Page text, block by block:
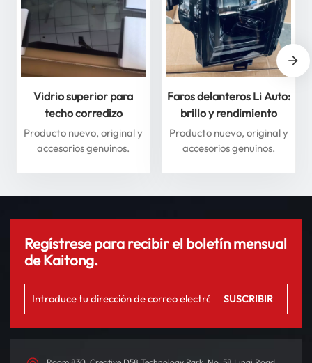
Vidrio superior para
techo corredizo
delantero y trasero para
Li Auto Serie L: mejore
Producto nuevo, original y
accesorios genuinos.
Faros delanteros Li Auto:
brillo y rendimiento
superiores para máxima
seguridad
Producto nuevo, original y
accesorios genuinos.
Regístrese para recibir el boletín mensual
de Kaitong.